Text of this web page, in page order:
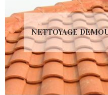
NETTOYAGE